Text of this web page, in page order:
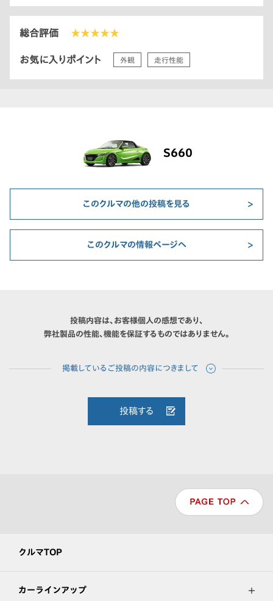
総合評価 ★★★★★
お気に入りポイント 外観 走行性能
S660
このクルマの他の投稿を見る
このクルマの情報ページへ
投稿内容は、お客様個人の感想であり、
弊社製品の性能、機能を保証するものではありません。
投稿する
クルマTOP
カーラインアップ